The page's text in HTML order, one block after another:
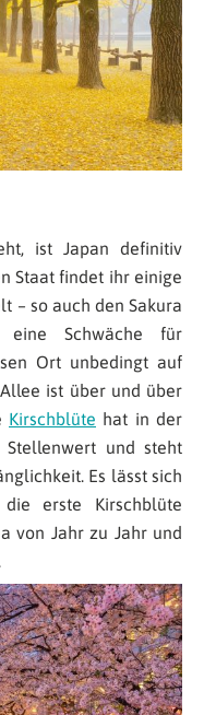
ist Japan definitiv
Staat findet ihr einige
– so auch den Sakura
Schwäche für
Ort unbedingt auf
ist über und über
Kirschblüte hat in der
und steht
Es lässt sich
erste Kirschblüte
von Jahr zu Jahr und